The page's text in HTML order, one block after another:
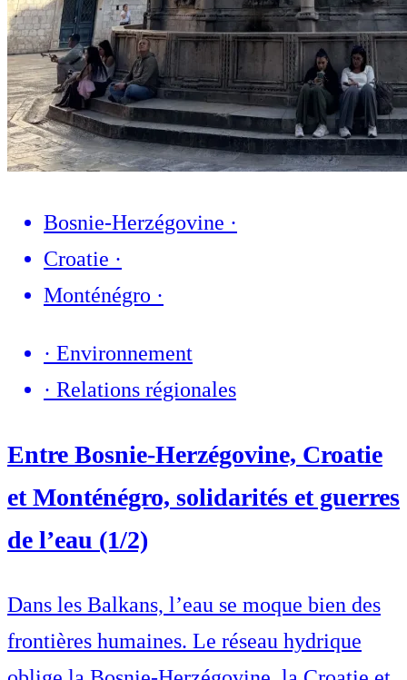
Bosnie-Herzégovine ·
Croatie ·
Monténégro ·
· Environnement
· Relations régionales
Entre Bosnie-Herzégovine, Croatie
et Monténégro, solidarités et guerres
de l’eau (1/2)
Dans les Balkans, l’eau se moque bien des
frontières humaines. Le réseau hydrique